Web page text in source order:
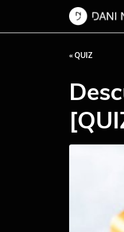
« QUIZ